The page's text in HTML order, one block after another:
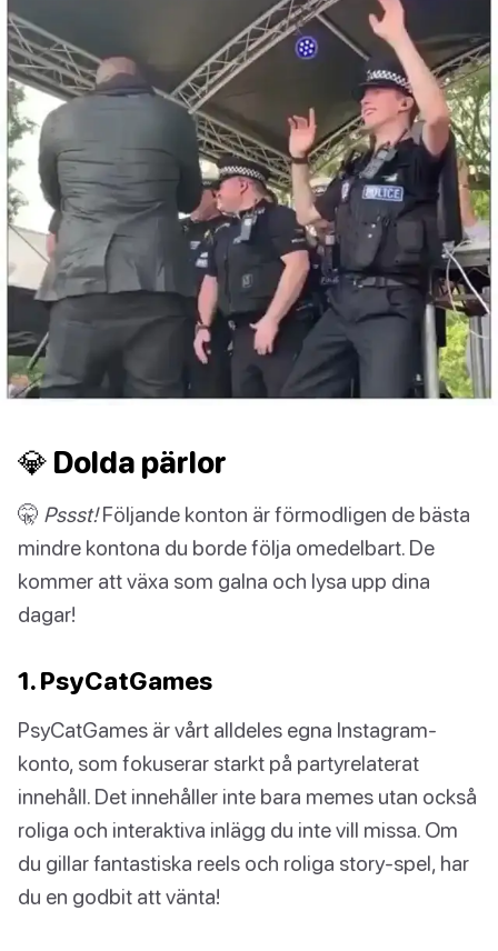
💎 Dolda pärlor
🤫 Pssst!Följande konton är förmodligen de bästa
mindre kontona du borde följa omedelbart. De
kommer att växa som galna och lysa upp dina
dagar!
1. PsyCatGames
PsyCatGames är vårt alldeles egna Instagram-
konto, som fokuserar starkt på partyrelaterat
innehåll. Det innehåller inte bara memes utan också
roliga och interaktiva inlägg du inte vill missa. Om
du gillar fantastiska reels och roliga story-spel, har
du en godbit att vänta!